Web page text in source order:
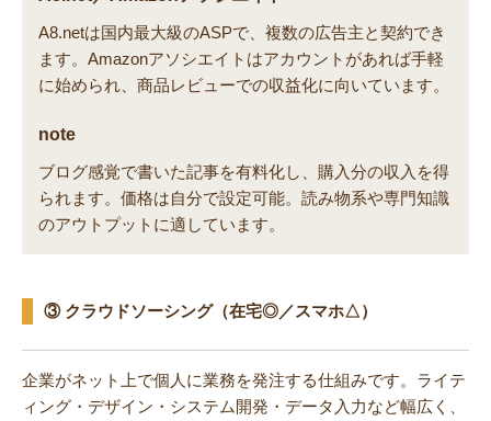
A8.netは国内最大級のASPで、複数の広告主と契約でき
ます。Amazonアソシエイトはアカウントがあれば手軽
に始められ、商品レビューでの収益化に向いています。
note
ブログ感覚で書いた記事を有料化し、購入分の収入を得
られます。価格は自分で設定可能。読み物系や専門知識
のアウトプットに適しています。
③ クラウドソーシング（在宅◎／スマホ△）
企業がネット上で個人に業務を発注する仕組みです。ライテ
ィング・デザイン・システム開発・データ入力など幅広く、